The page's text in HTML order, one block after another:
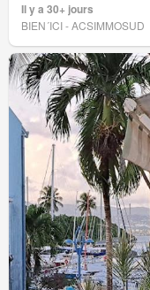
Il y a 30+ jours
BIEN´ICI - ACSIMMOSUD